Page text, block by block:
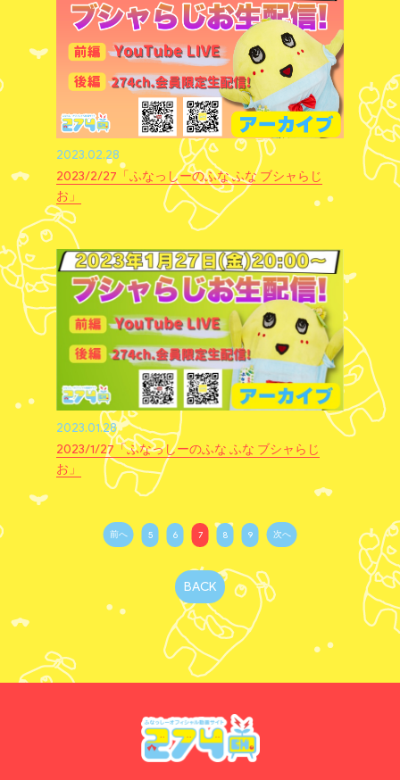
2023.02.28
2023/2/27「ふなっしーのふな ふな ブシャらじ
お」
2023.01.28
2023/1/27「ふなっしーのふな ふな ブシャらじ
お」
前へ 5 6 7 8 9 次へ
BACK